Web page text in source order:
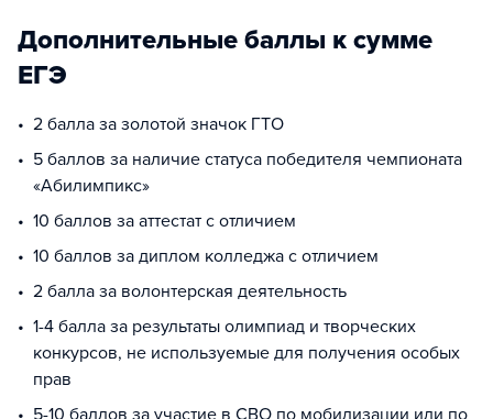
Дополнительные баллы к сумме
ЕГЭ
2 балла за золотой значок ГТО
5 баллов за наличие статуса победителя чемпионата
«Абилимпикс»
10 баллов за аттестат с отличием
10 баллов за диплом колледжа с отличием
2 балла за волонтерская деятельность
1-4 балла за результаты олимпиад и творческих
конкурсов, не используемые для получения особых
прав
5-10 баллов за участие в СВО по мобилизации или по